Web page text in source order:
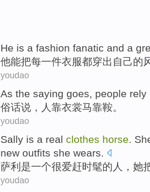
He is a fashion fanatic and a
他能把每一件衣服都穿出自己的
youdao
As the saying goes, people rely
俗话说， 人 靠衣裳马靠鞍。
youdao
Sally is a real clothes horse
new outfits she wears
萨利 是一个很爱赶时髦的人， 她
youdao